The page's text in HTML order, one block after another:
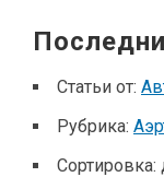
Статьи от:
Рубрика:
Сортировка: